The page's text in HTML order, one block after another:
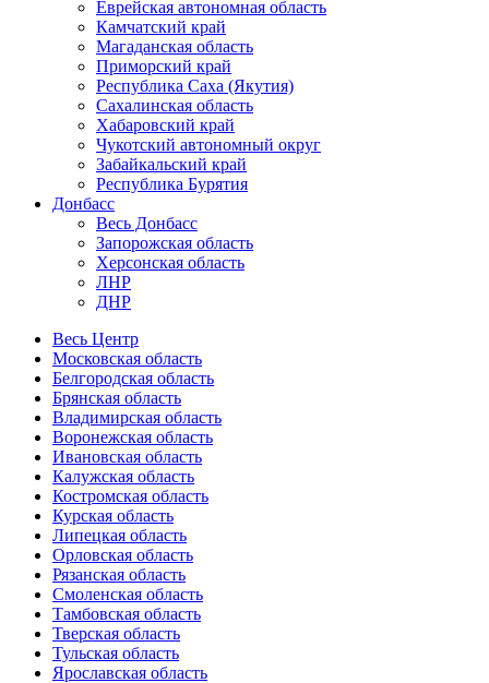
Еврейская автономная область
Камчатский край
Магаданская область
Приморский край
Республика Саха (Якутия)
Сахалинская область
Хабаровский край
Чукотский автономный округ
Забайкальский край
Республика Бурятия
Донбасс
Весь Донбасс
Запорожская область
Херсонская область
ЛНР
ДНР
Весь Центр
Московская область
Белгородская область
Брянская область
Владимирская область
Воронежская область
Ивановская область
Калужская область
Костромская область
Курская область
Липецкая область
Орловская область
Рязанская область
Смоленская область
Тамбовская область
Тверская область
Тульская область
Ярославская область